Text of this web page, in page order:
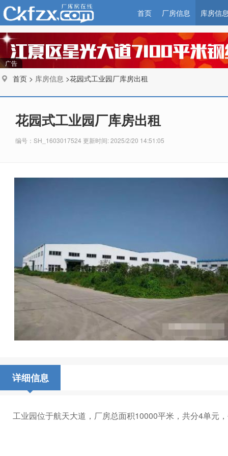
首页 厂房信息 库房信
广告
首页 > 库房信息 >花园式工业园厂库房出租
花园式工业园厂库房出租
编号：SH_1603017524 更新时间: 2025/2/20 14:51:05
详细信息
工业园位于航天大道，厂房总面积10000平米，